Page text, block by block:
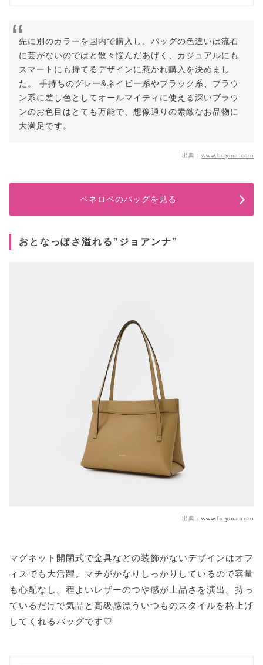
先に別のカラーを国内で購入し、バッグの色違いは流石
に芸がないのではと散々悩んだあげく、カジュアルにも
スマートにも持てるデザインに惹かれ購入を決めまし
た。 手持ちのグレー&ネイビー系やブラック系、ブラウ
ン系に差し色としてオールマイティに使える深いブラウ
ンのお色目はとても万能で、想像通りの素敵なお品物に
大満足です。
出典： www.buyma.com
ペネロペのバッグを見る
おとなっぽさ溢れる‟ジョアンナ”
出典： www.buyma.com
マグネット開閉式で金具などの装飾がないデザインはオフ
ィスでも大活躍。マチがかなりしっかりしているので容量
も心配なし。程よいレザーのつや感が上品さを演出。持っ
ているだけで気品と高級感漂ういつものスタイルを格上げ
してくれるバッグです♡